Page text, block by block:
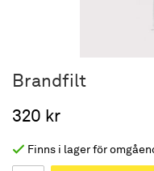
Brandfilt
320 kr
Finns i lager för